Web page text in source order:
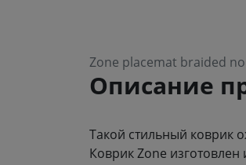
Zone placemat braided
Описание
Такой стильный коврик
Коврик Zone